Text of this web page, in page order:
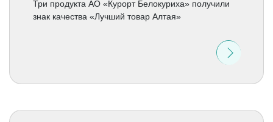
Три продукта АО «Курорт Белокуриха» получили
знак качества «Лучший товар Алтая»